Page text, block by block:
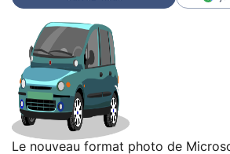
Le nouveau format photo de